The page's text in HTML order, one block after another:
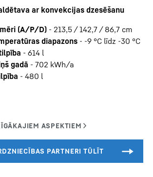
ar konvekcijas dzesēšanu
(A/P/D) - 213,5 / 142,7 / 86,7 cm
diapazons - -9 °C līdz -30 °C
- 614 l
gadā - 702 kWh/a
- 480 l